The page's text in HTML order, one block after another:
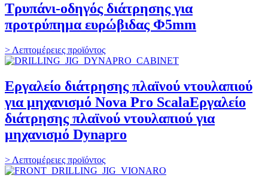
Τρυπάνι-οδηγός διάτρησης για
προτρύπημα ευρώβιδας Φ5mm
> Λεπτομέρειες προϊόντος
Εργαλείο διάτρησης πλαϊνού ντουλαπιού
για μηχανισμό Nova Pro ScalaΕργαλείο
διάτρησης πλαϊνού ντουλαπιού για
μηχανισμό Dynapro
> Λεπτομέρειες προϊόντος